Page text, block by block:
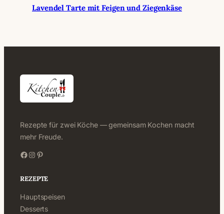
Lavendel Tarte mit Feigen und Ziegenkäse
Rezepte für zwei Köche — gemeinsam Kochen macht
mehr Freude.
Facebook Instagram Pinterest
REZEPTE
Hauptspeisen
Desserts